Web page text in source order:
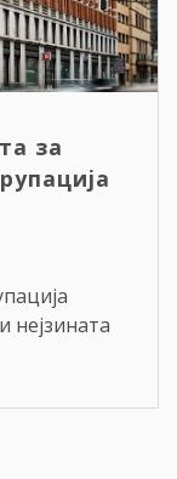
за
нејзината